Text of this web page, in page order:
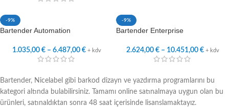
-9%
Bartender Automation
1.035,00 € – 6.487,00 € + kdv
-9%
Bartender Enterprise
2.624,00 € – 10.451,00 € + kdv
Bartender, Nicelabel gibi barkod dizayn ve yazdırma programlarını bu
kategori altında bulabilirsiniz. Tamamı online satınalmaya uygun olan bu
ürünleri, satınaldıktan sonra 48 saat içerisinde lisanslamaktayız.